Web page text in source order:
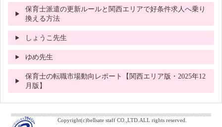
保育士派遣の更新ルールと関西エリアで好条件求人へ乗り
換える方法
しょうこ先生
ゆめ先生
保育士の転職市場動向レポート【関西エリア版・2025年12
月版】
Copyright(c)bellsate staff CO.,LTD.ALL rights reserved.